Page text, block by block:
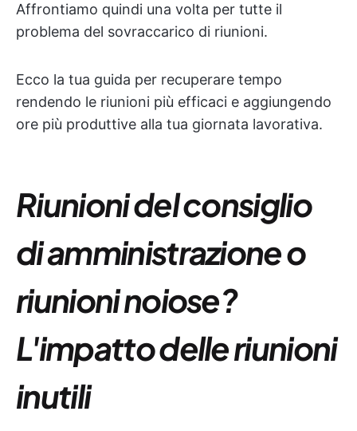
Affrontiamo quindi una volta per tutte il
problema del sovraccarico di riunioni.
Ecco la tua guida per recuperare tempo
rendendo le riunioni più efficaci e aggiungendo
ore più produttive alla tua giornata lavorativa.
Riunioni del consiglio
di amministrazione o
riunioni noiose?
L'impatto delle riunioni
inutili